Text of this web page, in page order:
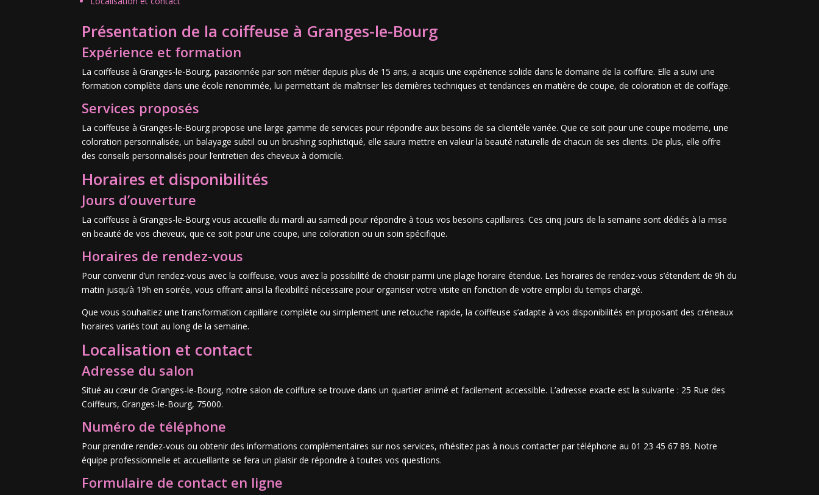
Présentation de la coiffeuse à Granges-le-Bourg
Expérience et formation
La coiffeuse à Granges-le-Bourg, passionnée par son métier depuis plus de 15 ans, a acquis une expérience solide dans le domaine de la coiffure. Elle a suivi une
formation complète dans une école renommée, lui permettant de maîtriser les dernières techniques et tendances en matière de coupe, de coloration et de coiffage.
Services proposés
La coiffeuse à Granges-le-Bourg propose une large gamme de services pour répondre aux besoins de sa clientèle variée. Que ce soit pour une coupe moderne, une
coloration personnalisée, un balayage subtil ou un brushing sophistiqué, elle saura mettre en valeur la beauté naturelle de chacun de ses clients. De plus, elle offre
des conseils personnalisés pour l’entretien des cheveux à domicile.
Horaires et disponibilités
Jours d’ouverture
La coiffeuse à Granges-le-Bourg vous accueille du mardi au samedi pour répondre à tous vos besoins capillaires. Ces cinq jours de la semaine sont dédiés à la mise
en beauté de vos cheveux, que ce soit pour une coupe, une coloration ou un soin spécifique.
Horaires de rendez-vous
Pour convenir d’un rendez-vous avec la coiffeuse, vous avez la possibilité de choisir parmi une plage horaire étendue. Les horaires de rendez-vous s’étendent de 9h du
matin jusqu’à 19h en soirée, vous offrant ainsi la flexibilité nécessaire pour organiser votre visite en fonction de votre emploi du temps chargé.
Que vous souhaitiez une transformation capillaire complète ou simplement une retouche rapide, la coiffeuse s’adapte à vos disponibilités en proposant des créneaux
horaires variés tout au long de la semaine.
Localisation et contact
Adresse du salon
Situé au cœur de Granges-le-Bourg, notre salon de coiffure se trouve dans un quartier animé et facilement accessible. L’adresse exacte est la suivante : 25 Rue des
Coiffeurs, Granges-le-Bourg, 75000.
Numéro de téléphone
Pour prendre rendez-vous ou obtenir des informations complémentaires sur nos services, n’hésitez pas à nous contacter par téléphone au 01 23 45 67 89. Notre
équipe professionnelle et accueillante se fera un plaisir de répondre à toutes vos questions.
Formulaire de contact en ligne